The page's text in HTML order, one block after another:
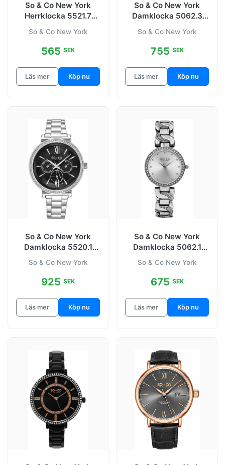
So & Co New York
Herrklocka 5521.7
Ø40 mm
So & Co New York
565 SEK
Läs mer Köp nu
So & Co New York
Damklocka 5062.3
So & Co New York
755 SEK
Läs mer Köp nu
So & Co New York
Damklocka 5520.1
Ø38 mm
So & Co New York
925 SEK
Läs mer Köp nu
So & Co New York
Damklocka 5062.1
Silverfärgad/Stål Ø36
mm
So & Co New York
675 SEK
Läs mer Köp nu